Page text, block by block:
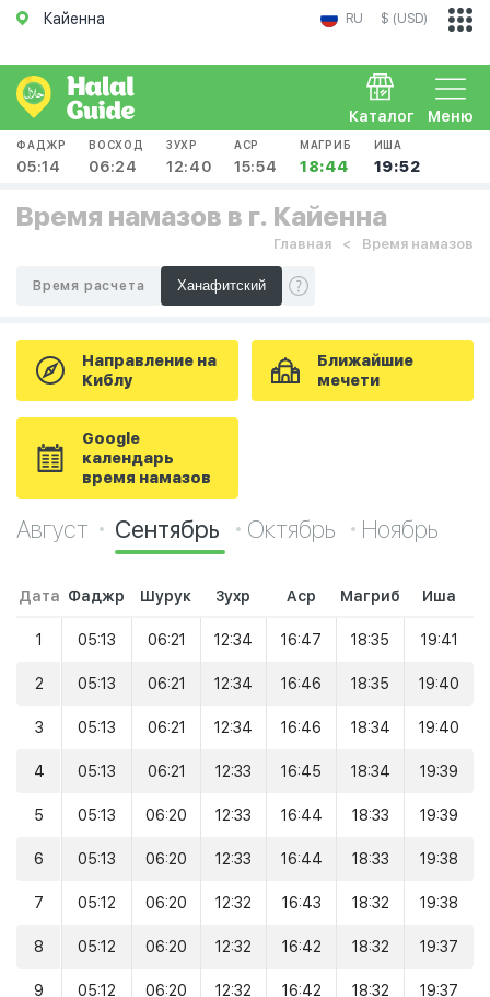
Кайенна RU $ (USD)
Меню
Каталог
ФАДЖР
05:14
ВОСХОД
06:24
ЗУХР
12:40
АСР
15:54
МАГРИБ
18:44
ИША
19:52
Время намазов в г. Кайенна
Главная Время намазов
Время расчета
Направление на
Киблу
Ближайшие
мечети
Google
календарь
время намазов
Август Сентябрь Октябрь Ноябрь
Дата Фаджр Шурук Зухр Аср Магриб Иша
1 05:13 06:21 12:34 16:47 18:35 19:41
2 05:13 06:21 12:34 16:46 18:35 19:40
3 05:13 06:21 12:34 16:46 18:34 19:40
4 05:13 06:21 12:33 16:45 18:34 19:39
5 05:13 06:20 12:33 16:44 18:33 19:39
6 05:13 06:20 12:33 16:44 18:33 19:38
7 05:12 06:20 12:32 16:43 18:32 19:38
8 05:12 06:20 12:32 16:42 18:32 19:37
9 05:12 06:20 12:32 16:42 18:32 19:37